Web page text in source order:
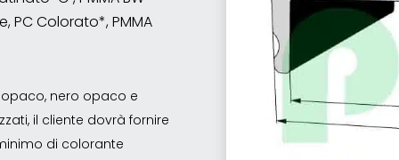
PC Colorato*, PMMA
nero opaco e
il cliente dovrà fornire
di colorante